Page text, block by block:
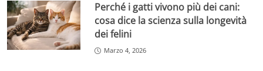
Perché i gatti vivono più dei cani:
cosa dice la scienza sulla longevità
dei felini
Marzo 4, 2026